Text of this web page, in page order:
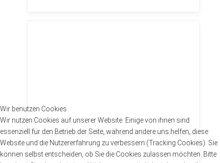
Wir benutzen Cookies
Wir nutzen Cookies auf unserer Website. Einige von ihnen sind
essenziell für den Betrieb der Seite, während andere uns helfen, diese
Website und die Nutzererfahrung zu verbessern (Tracking Cookies). Sie
können selbst entscheiden, ob Sie die Cookies zulassen möchten. Bitte